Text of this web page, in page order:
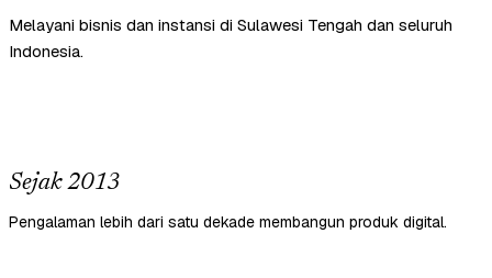
Melayani bisnis dan instansi di Sulawesi Tengah dan seluruh
Indonesia.
Sejak 2013
Pengalaman lebih dari satu dekade membangun produk digital.